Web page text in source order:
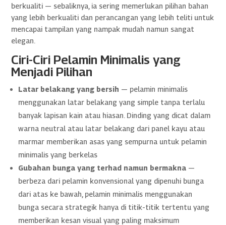
berkualiti — sebaliknya, ia sering memerlukan pilihan bahan
yang lebih berkualiti dan perancangan yang lebih teliti untuk
mencapai tampilan yang nampak mudah namun sangat
elegan.
Ciri-Ciri Pelamin Minimalis yang
Menjadi Pilihan
Latar belakang yang bersih — pelamin minimalis
menggunakan latar belakang yang simple tanpa terlalu
banyak lapisan kain atau hiasan. Dinding yang dicat dalam
warna neutral atau latar belakang dari panel kayu atau
marmar memberikan asas yang sempurna untuk pelamin
minimalis yang berkelas
Gubahan bunga yang terhad namun bermakna —
berbeza dari pelamin konvensional yang dipenuhi bunga
dari atas ke bawah, pelamin minimalis menggunakan
bunga secara strategik hanya di titik-titik tertentu yang
memberikan kesan visual yang paling maksimum